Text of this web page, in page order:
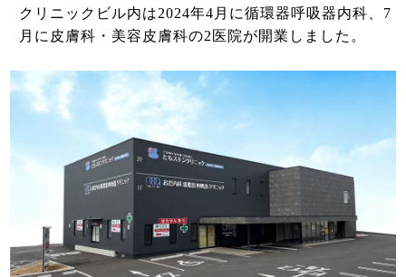
クリニックビル内は2024年4月に循環器呼吸器内科、7
月に皮膚科・美容皮膚科の2医院が開業しました。